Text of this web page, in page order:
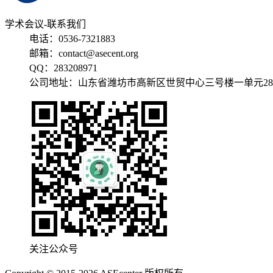
学术会议-联系我们
电话：0536-7321883
邮箱：contact@asecent.org
QQ：283208971
公司地址：山东省潍坊市高新区世贸中心三号楼一单元
关注公众号